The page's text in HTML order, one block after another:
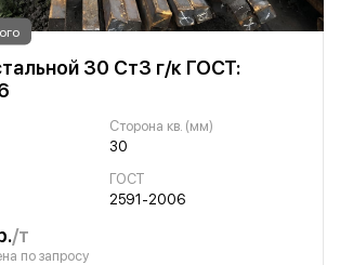
30 Ст3 г/к ГОСТ:
Сторона кв. (мм)
30
ГОСТ
2591-2006
/т
по запросу